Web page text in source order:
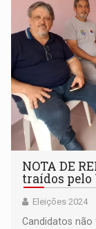
NOTA DE
traídos pelo
Eleições 2024
Candidatos